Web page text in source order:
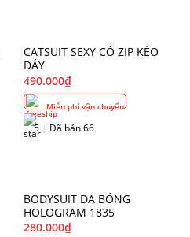
CATSUIT SEXY CÓ ZIP KÉO
ĐÁY
490.000₫
Miễn phí vận chuyển
5 | Đã bán 66
BODYSUIT DA BÓNG
HOLOGRAM 1835
280.000₫